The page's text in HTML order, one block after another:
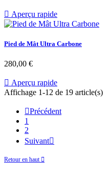
 Aperçu rapide
Pied de Mât Ultra Carbone
Prix
280,00 €
 Aperçu rapide
Affichage 1-12 de 19 article(s)
Précédent
1
2
Suivant
Retour en haut 